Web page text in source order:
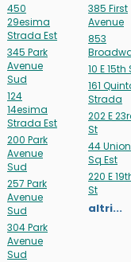
450
29esima
Strada Est
345 Park
Avenue
Sud
124
14esima
Strada Est
200 Park
Avenue
Sud
257 Park
Avenue
Sud
304 Park
Avenue
Sud
385 First
Avenue
853
10 E 15th
161
Strada
202 E
St
44 Union
Sq Est
220 E
St
altri...